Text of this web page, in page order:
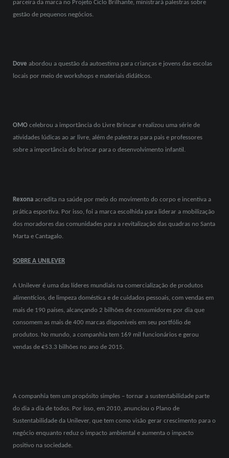
parceira da marca no Projeto Ciclo Brilhante, ministrará palestras sobre
gestão de pequenos negócios.
Dove abordou a questão da autoestima para crianças e jovens das escolas
locais por meio de workshops e materiais didáticos.
OMO celebrou a importância do Livre Brincar e realizou uma série de
atividades lúdicas ao ar livre, além de palestras para pais e professores
sobre a importância do brincar para o desenvolvimento infantil.
Rexona acredita na saúde por meio do movimento do corpo e incentiva a
prática esportiva. Por isso, foi a marca escolhida para liderar a mobilização
dos moradores das comunidades para a revitalização das quadras no Santa
Marta e Cantagalo.
SOBRE A UNILEVER
A Unilever é uma das líderes mundiais na comercialização de produtos
alimentícios, de limpeza doméstica e de cuidados pessoais, com vendas em
mais de 190 países, alcançando 2 bilhões de consumidores por dia que
consomem as mais de 400 marcas disponíveis em seu portfólio de
produtos. No mundo, a companhia tem 169 mil funcionários e gerou
vendas de €53.3 bilhões no ano de 2015.
A companhia tem um propósito simples – tornar a sustentabilidade parte
do dia a dia de todos. Por isso, em 2010, anunciou o Plano de
Sustentabilidade da Unilever, que tem como visão gerar crescimento para o
negócio enquanto reduz o impacto ambiental e aumenta o impacto
positivo na sociedade.